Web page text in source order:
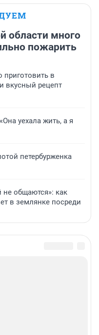
области много
пожарить
приготовить в
вкусный рецепт
уехала жить, а я
петербурженка
не общаются»: как
в землянке посреди